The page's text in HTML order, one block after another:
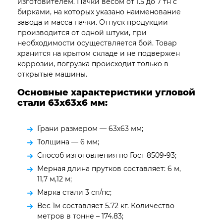
бирками, на которых указано наименование
завода и масса пачки. Отпуск продукции
производится от одной штуки, при
необходимости осуществляется бой. Товар
хранится на крытом складе и не подвержен
коррозии, погрузка происходит только в
открытые машины.
Основные характеристики угловой
стали 63х63х6 мм:
Грани размером — 63х63 мм;
Толщина — 6 мм;
Способ изготовления по Гост 8509-93;
Мерная длина прутков составляет: 6 м,
11,7 м,12 м;
Марка стали 3 сп/пс;
Вес 1м составляет 5.72 кг. Количество
метров в тонне – 174.83;